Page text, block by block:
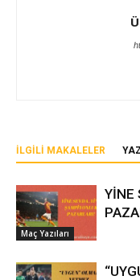
İLGILI MAKALELER
Maç Yazıları
YİNE